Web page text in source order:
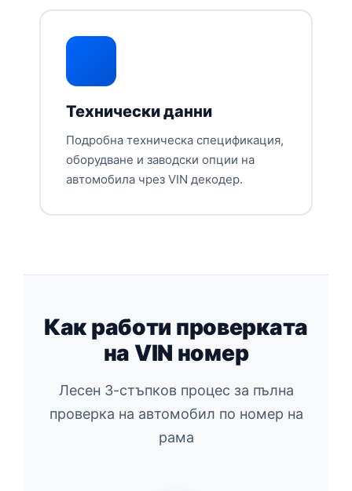
Технически данни
Подробна техническа спецификация,
оборудване и заводски опции на
автомобила чрез VIN декодер.
Как работи проверката
на VIN номер
Лесен 3-стъпков процес за пълна
проверка на автомобил по номер на
рама